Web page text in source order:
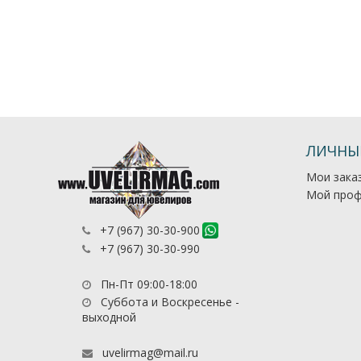
+7 (967) 30-30-900
+7 (967) 30-30-990
Пн-Пт 09:00-18:00
Суббота и Воскресенье -
выходной
uvelirmag@mail.ru
Мои
Мой